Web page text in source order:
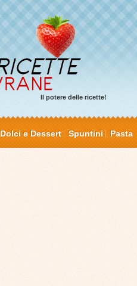
Il potere delle ricette!
Dolci e Dessert Spuntini Pasta